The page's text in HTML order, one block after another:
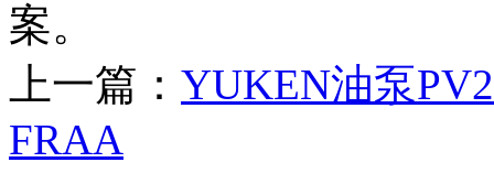
案。
上一篇： YUKEN油泵
FRAA